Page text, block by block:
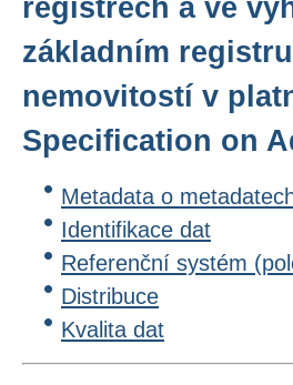
registrech a ve
základním
nemovitostí v
Specification on
Metadata o
Identifikace dat
Referenční systém
Distribuce
Kvalita dat